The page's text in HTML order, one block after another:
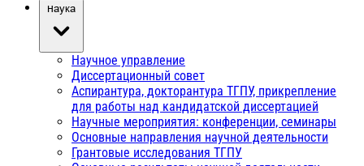
Наука
Научное управление
Диссертационный совет
Аспирантура, докторантура ТГПУ, прикрепление
для работы над кандидатской диссертацией
Научные мероприятия: конференции, семинары
Основные направления научной деятельности
Грантовые исследования ТГПУ